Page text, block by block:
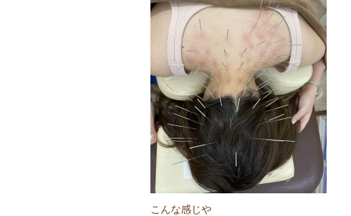
こんな感じや